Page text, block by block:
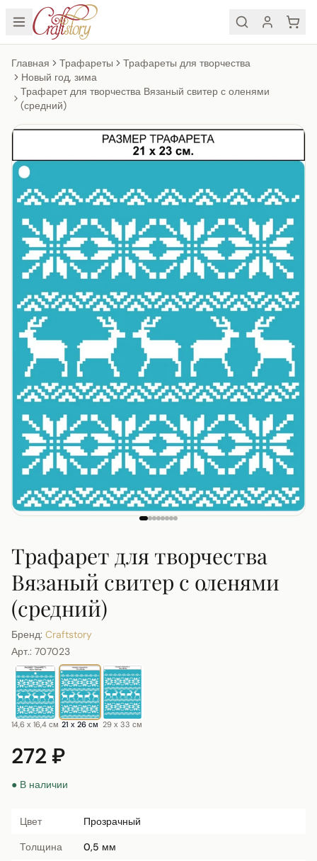
Главная Трафареты
Трафареты для творчества
Новый год, зима
Трафарет для творчества Вязаный свитер с оленями
(средний)
Трафарет для творчества
Вязаный свитер с оленями
(средний)
Бренд: Craftstory
Арт.: 707023
14,6 х 16,4 см 21 х 26 см 29 х 33 см
272 ₽
● В наличии
Цвет
Прозрачный
Толщина
0,5 мм